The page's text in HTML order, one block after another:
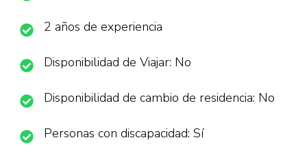
2 años de experiencia
Disponibilidad de Viajar: No
Disponibilidad de cambio de residencia: No
Personas con discapacidad: Sí